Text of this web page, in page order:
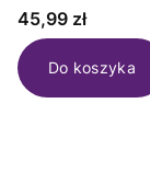
Cena
45,99 zł
Do koszyka